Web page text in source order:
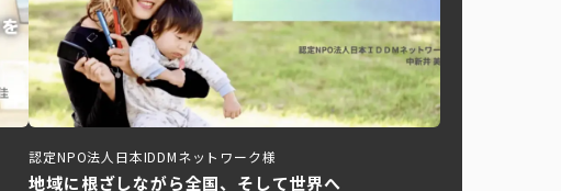
認定NPO法人日本IDDMネットワーク様
地域に根ざしながら全国、そして世界へ